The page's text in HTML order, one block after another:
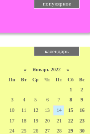
популярное
календарь
« Январь 2022 »
Пн
Вт Ср Чт Пт Сб
Вс
1
2
3
4 5 6 7 8
9
10
11 12 13 14 15
16
17
18 19 20 21 22
23
24
25 26 27 28 29
30